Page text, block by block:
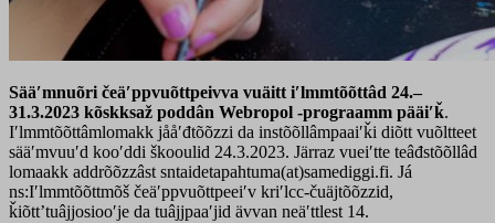
Sääʹmnuõri čeäʹppvuõttpeivva vuäitt iʹlmmtõõttâd 24.–
31.3.2023 kõskksaž poddân Webropol -prograamm pääiʹǩ.
Iʹlmmtõõttâmlomakk jååʹđtõõzzi da instõõllâmpaaiʹǩi diõtt vuõltteet
sääʹmvuuʹd kooʹddi škooulid 24.3.2023. Järraz vueiʹtte teâđstõõllâd
lomaakk addrõõzzâst sntaidetapahtuma(at)samediggi.fi. Já
ns:Iʹlmmtõõttmõš čeäʹppvuõttpeeiʹv kriʹlcc-čuäjtõõzzid,
ǩiõttʼtuâjjosiooʹje da tuâjjpaaʹjid ävvan neäʹttlest 14.